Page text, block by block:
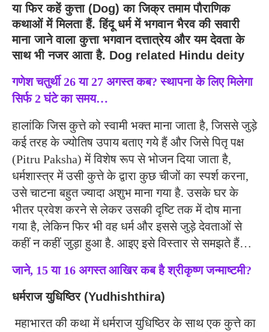
या फिर कहें कुत्ता (Dog) का जिक्र तमाम पौराणिक
कथाओं में मिलता हैं. हिंदू धर्म में भगवान भैरव की सवारी
माना जाने वाला कुत्ता भगवान दत्तात्रेय और यम देवता के
साथ भी नजर आता है. Dog related Hindu deity
गणेश चतुर्थी 26 या 27 अगस्त कब? स्थापना के लिए मिलेगा
सिर्फ 2 घंटे का समय…
हालांकि जिस कुत्ते को स्वामी भक्त माना जाता है, जिससे जुड़े
कई तरह के ज्योतिष उपाय बताए गये हैं और जिसे पितृ पक्ष
(Pitru Paksha) में विशेष रूप से भोजन दिया जाता है,
धर्मशास्त्र में उसी कुत्ते के द्वारा ​कुछ चीजों का स्पर्श करना,
उसे चाटना बहुत ज्यादा अशुभ माना गया है. उसके घर के
भीतर प्रवेश करने से लेकर उसकी दृष्टि तक में दोष माना
गया है, लेकिन फिर भी वह धर्म और इससे जुड़े देवताओं से
कहीं न कहीं जुड़ा हुआ है. आइए इसे विस्तार से समझते हैं…
जाने, 15 या 16 अगस्त आखिर कब है श्रीकृष्ण जन्माष्टमी?
धर्मराज युधिष्ठिर (Yudhishthira)
महाभारत की कथा में धर्मराज यु​धिष्ठिर के साथ एक कुत्ते का